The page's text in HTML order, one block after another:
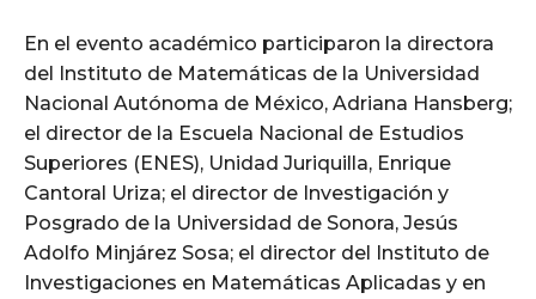
En el evento académico participaron la directora
del Instituto de Matemáticas de la Universidad
Nacional Autónoma de México, Adriana Hansberg;
el director de la Escuela Nacional de Estudios
Superiores (ENES), Unidad Juriquilla, Enrique
Cantoral Uriza; el director de Investigación y
Posgrado de la Universidad de Sonora, Jesús
Adolfo Minjárez Sosa; el director del Instituto de
Investigaciones en Matemáticas Aplicadas y en